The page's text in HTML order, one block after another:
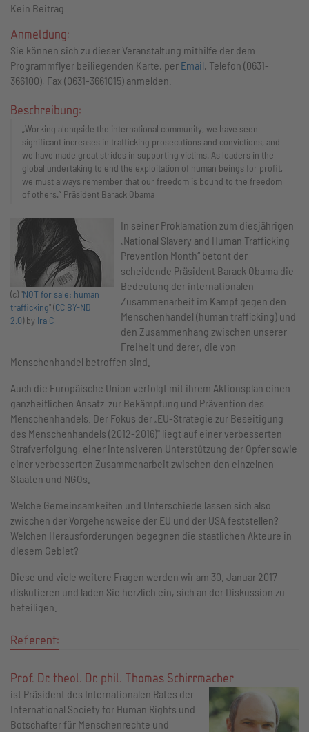
Kein Beitrag
Anmeldung:
Sie können sich zu dieser Veranstaltung mithilfe der dem
Programmflyer beiliegenden Karte, per Email, Telefon (0631-
366100), Fax (0631-3661015) anmelden.
Beschreibung:
„Working alongside the international community, we have seen
significant increases in trafficking prosecutions and convictions, and
we have made great strides in supporting victims. As leaders in the
global undertaking to end the exploitation of human beings for profit,
we must always remember that our freedom is bound to the freedom
of others.“ Präsident Barack Obama
(c) "NOT for sale: human
trafficking" (CC BY-ND
2.0) by Ira C
In seiner Proklamation zum diesjährigen
„National Slavery and Human Trafficking
Prevention Month“ betont der
scheidende Präsident Barack Obama die
Bedeutung der internationalen
Zusammenarbeit im Kampf gegen den
Menschenhandel (human trafficking) und
den Zusammenhang zwischen unserer
Freiheit und derer, die von
Menschenhandel betroffen sind.
Auch die Europäische Union verfolgt mit ihrem Aktionsplan einen
ganzheitlichen Ansatz zur Bekämpfung und Prävention des
Menschenhandels. Der Fokus der „EU-Strategie zur Beseitigung
des Menschenhandels (2012-2016)" liegt auf einer verbesserten
Strafverfolgung, einer intensiveren Unterstützung der Opfer sowie
einer verbesserten Zusammenarbeit zwischen den einzelnen
Staaten und NGOs.
Welche Gemeinsamkeiten und Unterschiede lassen sich also
zwischen der Vorgehensweise der EU und der USA feststellen?
Welchen Herausforderungen begegnen die staatlichen Akteure in
diesem Gebiet?
Diese und viele weitere Fragen werden wir am 30. Januar 2017
diskutieren und laden Sie herzlich ein, sich an der Diskussion zu
beteiligen.
Referent:
Prof. Dr. theol. Dr. phil. Thomas Schirrmacher
ist Präsident des Internationalen Rates der
International Society for Human Rights und
Botschafter für Menschenrechte und